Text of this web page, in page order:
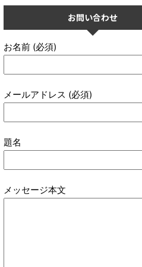
お問い合わせ
お名前 (必須)
メールアドレス (必須)
題名
メッセージ本文